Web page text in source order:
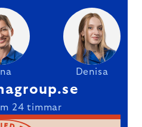
Denisa
24 timmar